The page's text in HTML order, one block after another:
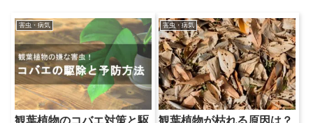
害虫・病気 害虫・病気